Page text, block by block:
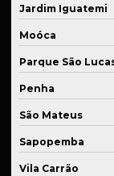
Serviço de solda
Serviços de
Serviços de
Sistema de
Sistema de
Sistema de
Jardim Iguatemi
Moóca
Parque São
Penha
São Mateus
Sapopemba
Vila Carrão